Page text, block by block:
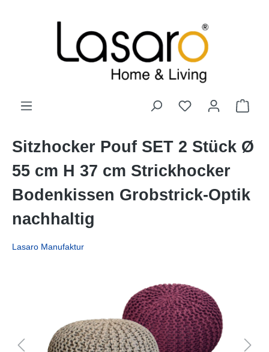
Sitzhocker Pouf SET 2 Stück Ø
55 cm H 37 cm Strickhocker
Bodenkissen Grobstrick-Optik
nachhaltig
Lasaro Manufaktur